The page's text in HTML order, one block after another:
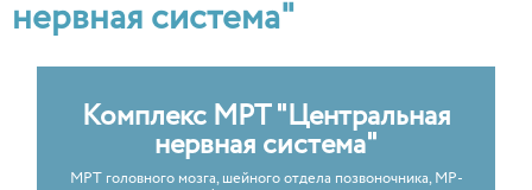
нервная система"
Комплекс МРТ "Центральная
нервная система"
МРТ головного мозга, шейного отдела позвоночника, МР-